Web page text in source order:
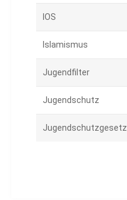
IOS
Islamismus
Jugendfilter
Jugendschutz
Jugendschutzgesetz